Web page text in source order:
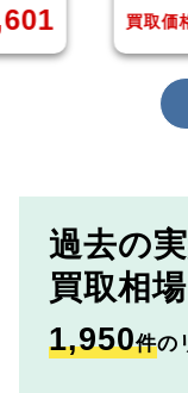
格
過去の
買取相
1,950件の